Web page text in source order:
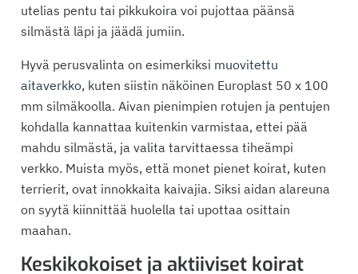
utelias pentu tai pikkukoira voi pujottaa päänsä
silmästä läpi ja jäädä jumiin.
Hyvä perusvalinta on esimerkiksi muovitettu
aitaverkko, kuten siistin näköinen Europlast 50 x 100
mm silmäkoolla. Aivan pienimpien rotujen ja pentujen
kohdalla kannattaa kuitenkin varmistaa, ettei pää
mahdu silmästä, ja valita tarvittaessa tiheämpi
verkko. Muista myös, että monet pienet koirat, kuten
terrierit, ovat innokkaita kaivajia. Siksi aidan alareuna
on syytä kiinnittää huolella tai upottaa osittain
maahan.
Keskikokoiset ja aktiiviset koirat